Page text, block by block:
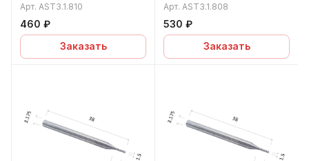
Арт. AST3.1.810
460 ₽
Заказать
Арт. AST3.1.808
530 ₽
Заказать